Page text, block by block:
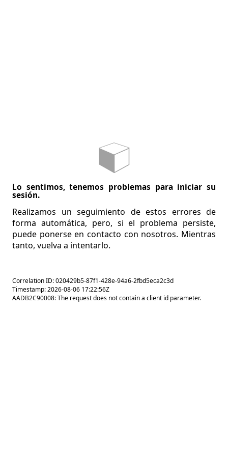
Lo sentimos, tenemos problemas para iniciar su
sesión.
Realizamos un seguimiento de estos errores de
forma automática, pero, si el problema persiste,
puede ponerse en contacto con nosotros. Mientras
tanto, vuelva a intentarlo.
Correlation ID: 020429b5-87f1-428e-94a6-2fbd5eca2c3d
Timestamp: 2026-08-06 17:22:56Z
AADB2C90008: The request does not contain a client id parameter.